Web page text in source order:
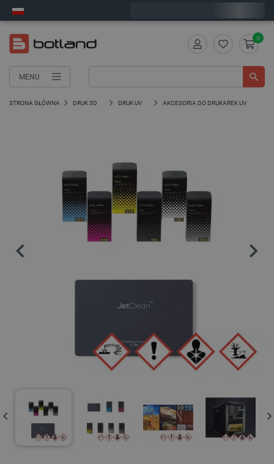
MENU
0
STRONA GŁÓWNA DRUK 3D DRUK UV AKCESORIA DO DRUKAREK UV